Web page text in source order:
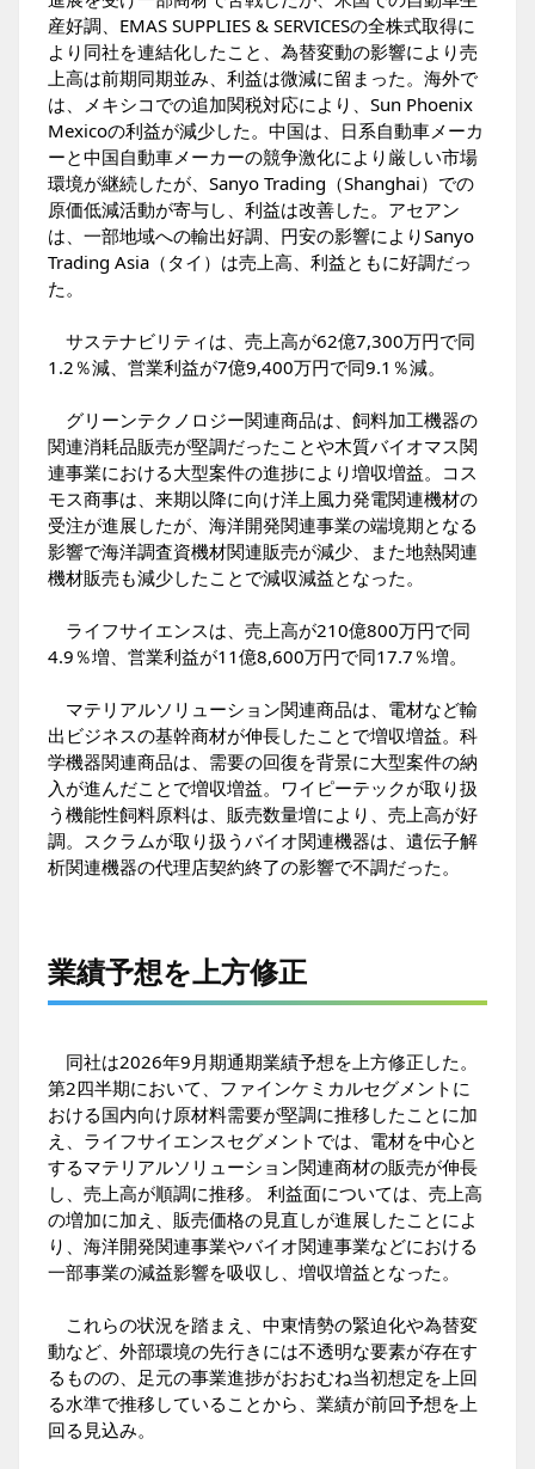
産好調、EMAS SUPPLIES & SERVICESの全株式取得に
より同社を連結化したこと、為替変動の影響により売
上高は前期同期並み、利益は微減に留まった。海外で
は、メキシコでの追加関税対応により、Sun Phoenix
Mexicoの利益が減少した。中国は、日系自動車メーカ
ーと中国自動車メーカーの競争激化により厳しい市場
環境が継続したが、Sanyo Trading（Shanghai）での
原価低減活動が寄与し、利益は改善した。アセアン
は、一部地域への輸出好調、円安の影響によりSanyo
Trading Asia（タイ）は売上高、利益ともに好調だっ
た。
サステナビリティは、売上高が62億7,300万円で同
1.2％減、営業利益が7億9,400万円で同9.1％減。
グリーンテクノロジー関連商品は、飼料加工機器の
関連消耗品販売が堅調だったことや木質バイオマス関
連事業における大型案件の進捗により増収増益。コス
モス商事は、来期以降に向け洋上風力発電関連機材の
受注が進展したが、海洋開発関連事業の端境期となる
影響で海洋調査資機材関連販売が減少、また地熱関連
機材販売も減少したことで減収減益となった。
ライフサイエンスは、売上高が210億800万円で同
4.9％増、営業利益が11億8,600万円で同17.7％増。
マテリアルソリューション関連商品は、電材など輸
出ビジネスの基幹商材が伸長したことで増収増益。科
学機器関連商品は、需要の回復を背景に大型案件の納
入が進んだことで増収増益。ワイピーテックが取り扱
う機能性飼料原料は、販売数量増により、売上高が好
調。スクラムが取り扱うバイオ関連機器は、遺伝子解
析関連機器の代理店契約終了の影響で不調だった。
業績予想を上方修正
同社は2026年9月期通期業績予想を上方修正した。
第2四半期において、ファインケミカルセグメントに
おける国内向け原材料需要が堅調に推移したことに加
え、ライフサイエンスセグメントでは、電材を中心と
するマテリアルソリューション関連商材の販売が伸長
し、売上高が順調に推移。 利益面については、売上高
の増加に加え、販売価格の見直しが進展したことによ
り、海洋開発関連事業やバイオ関連事業などにおける
一部事業の減益影響を吸収し、増収増益となった。
これらの状況を踏まえ、中東情勢の緊迫化や為替変
動など、外部環境の先行きには不透明な要素が存在す
るものの、足元の事業進捗がおおむね当初想定を上回
る水準で推移していることから、業績が前回予想を上
回る見込み。